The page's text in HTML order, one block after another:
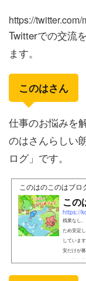
https://
Twitterでの交流
ます。
このはさん
仕事のお悩みを
のはさんらしい
ログ」です。
このはのこのはブロ
この
https://
残業なし
ため安定
していま
安だけが
みを持つ